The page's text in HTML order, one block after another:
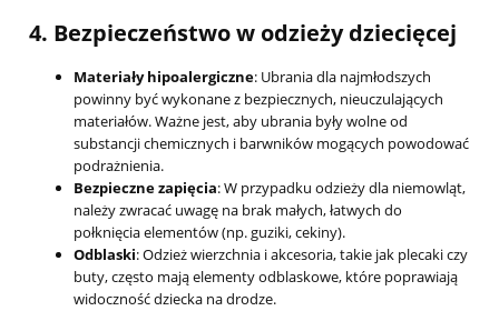
4. Bezpieczeństwo w odzieży dziecięcej
Materiały hipoalergiczne: Ubrania dla najmłodszych
powinny być wykonane z bezpiecznych, nieuczulających
materiałów. Ważne jest, aby ubrania były wolne od
substancji chemicznych i barwników mogących powodować
podrażnienia.
Bezpieczne zapięcia: W przypadku odzieży dla niemowląt,
należy zwracać uwagę na brak małych, łatwych do
połknięcia elementów (np. guziki, cekiny).
Odblaski: Odzież wierzchnia i akcesoria, takie jak plecaki czy
buty, często mają elementy odblaskowe, które poprawiają
widoczność dziecka na drodze.